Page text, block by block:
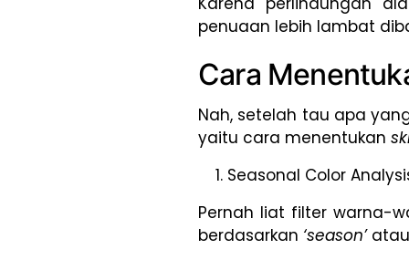
penuaan lebih lambat
Cara
Nah, setelah tau apa
yaitu cara menentukan
Seasonal Color
Pernah liat filter warna-
berdasarkan ‘season’ atau